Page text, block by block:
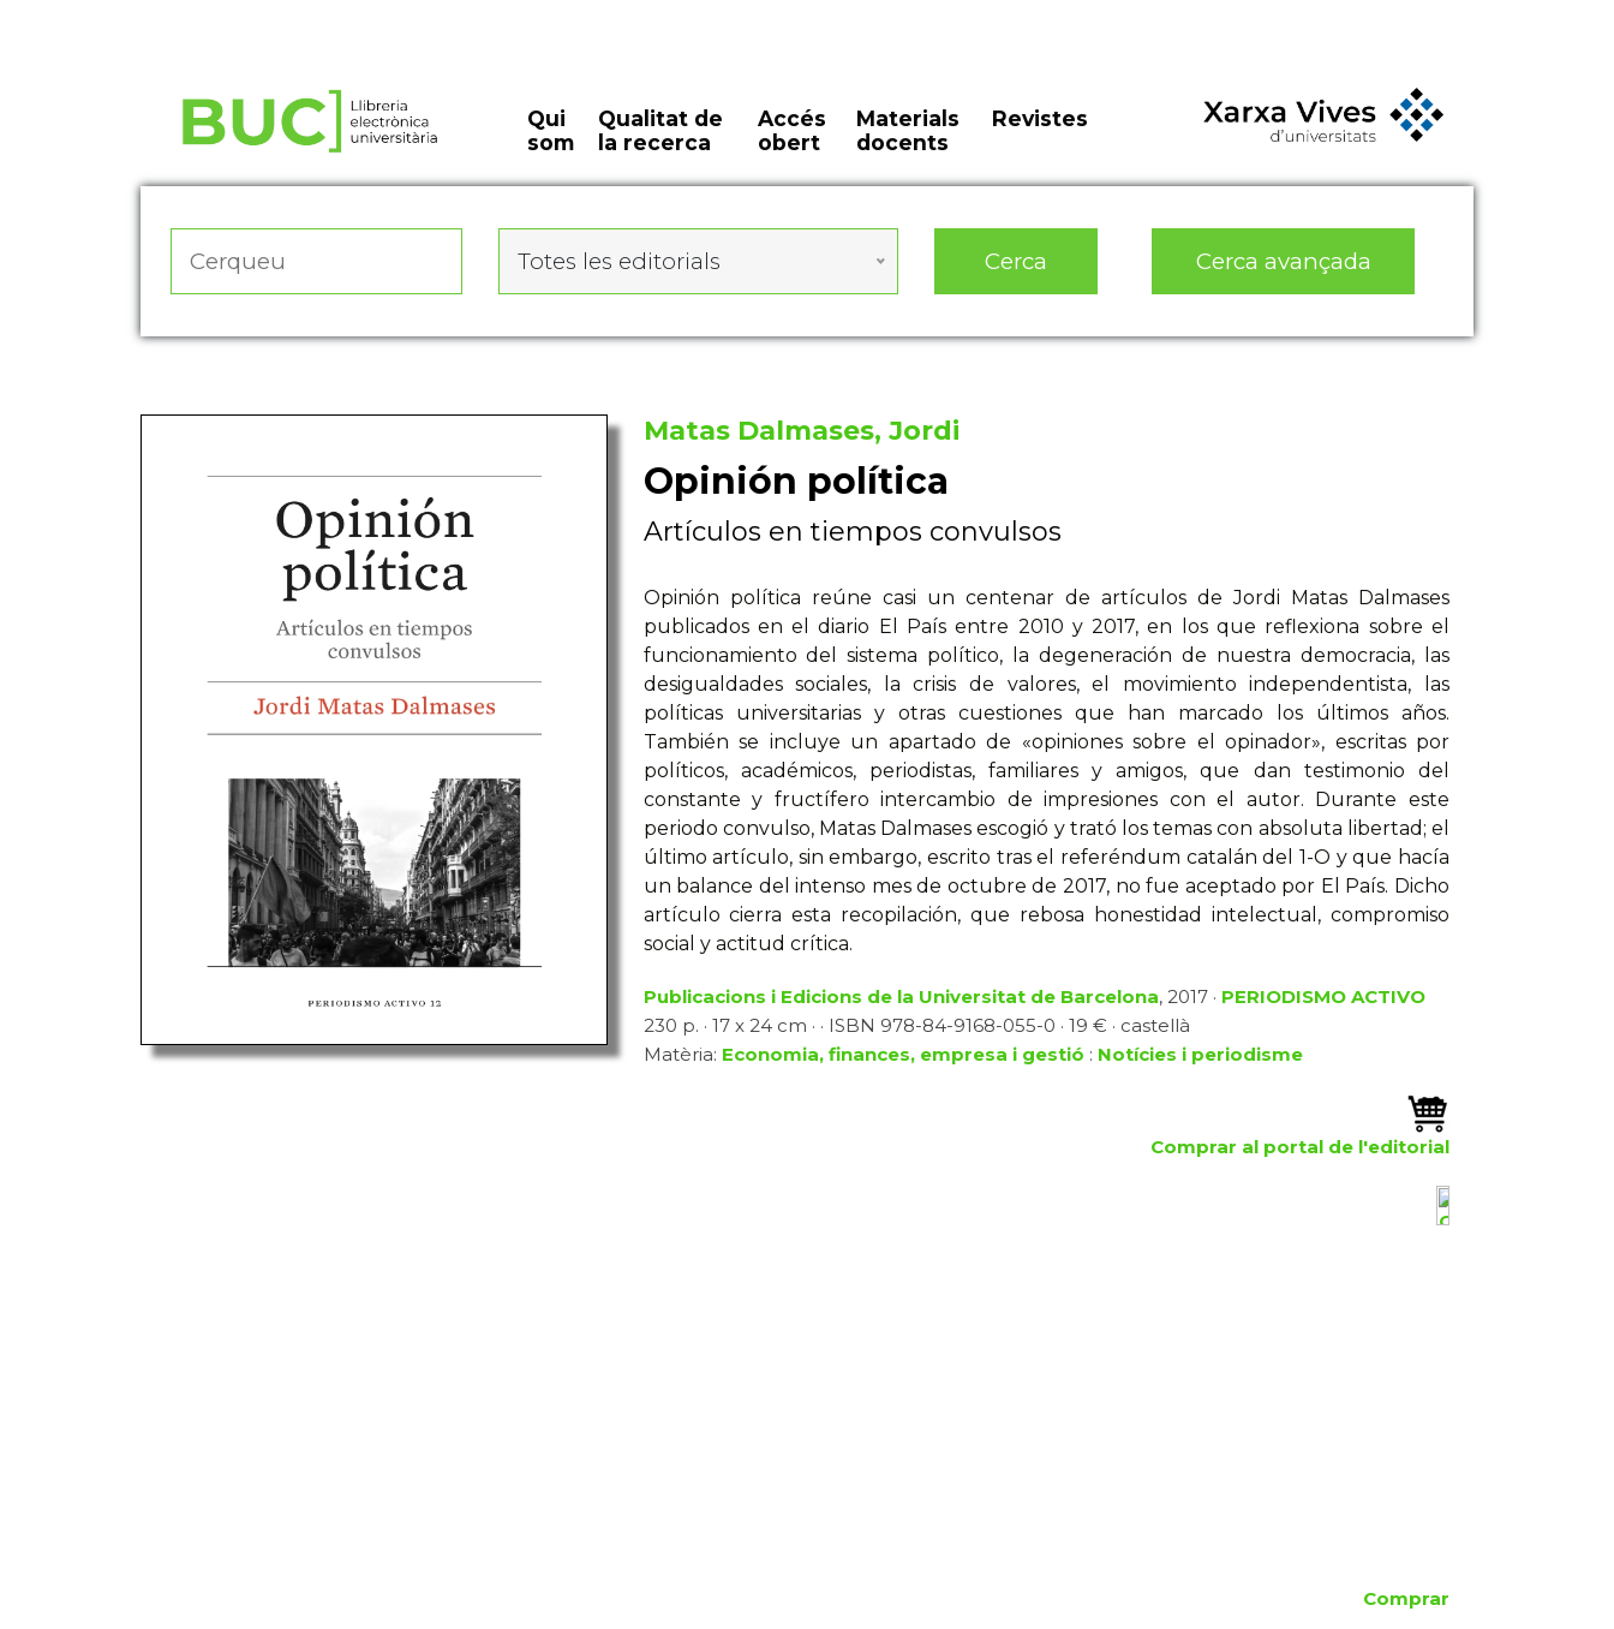
Qui
som
Qualitat de
la recerca
Accés
obert
Materials
docents
Revistes
Totes les editorials Cerca Cerca avançada
Matas Dalmases, Jordi
Opinión política
Artículos en tiempos convulsos
Opinión política reúne casi un centenar de artículos de Jordi Matas Dalmases
publicados en el diario El País entre 2010 y 2017, en los que reflexiona sobre el
funcionamiento del sistema político, la degeneración de nuestra democracia, las
desigualdades sociales, la crisis de valores, el movimiento independentista, las
políticas universitarias y otras cuestiones que han marcado los últimos años.
También se incluye un apartado de «opiniones sobre el opinador», escritas por
políticos, académicos, periodistas, familiares y amigos, que dan testimonio del
constante y fructífero intercambio de impresiones con el autor. Durante este
periodo convulso, Matas Dalmases escogió y trató los temas con absoluta libertad; el
último artículo, sin embargo, escrito tras el referéndum catalán del 1-O y que hacía
un balance del intenso mes de octubre de 2017, no fue aceptado por El País. Dicho
artículo cierra esta recopilación, que rebosa honestidad intelectual, compromiso
social y actitud crítica.
Publicacions i Edicions de la Universitat de Barcelona, 2017 · PERIODISMO ACTIVO
230 p. · 17 x 24 cm · · ISBN 978-84-9168-055-0 · 19 € · castellà
Matèria: Economia, finances, empresa i gestió : Notícies i periodisme
Comprar al portal de l'editorial
Comprar